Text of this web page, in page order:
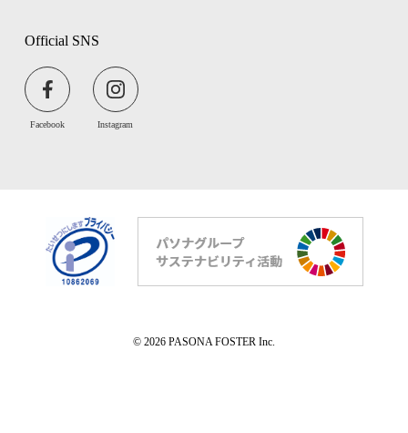
Official SNS
Facebook Instagram
© 2026 PASONA FOSTER Inc.